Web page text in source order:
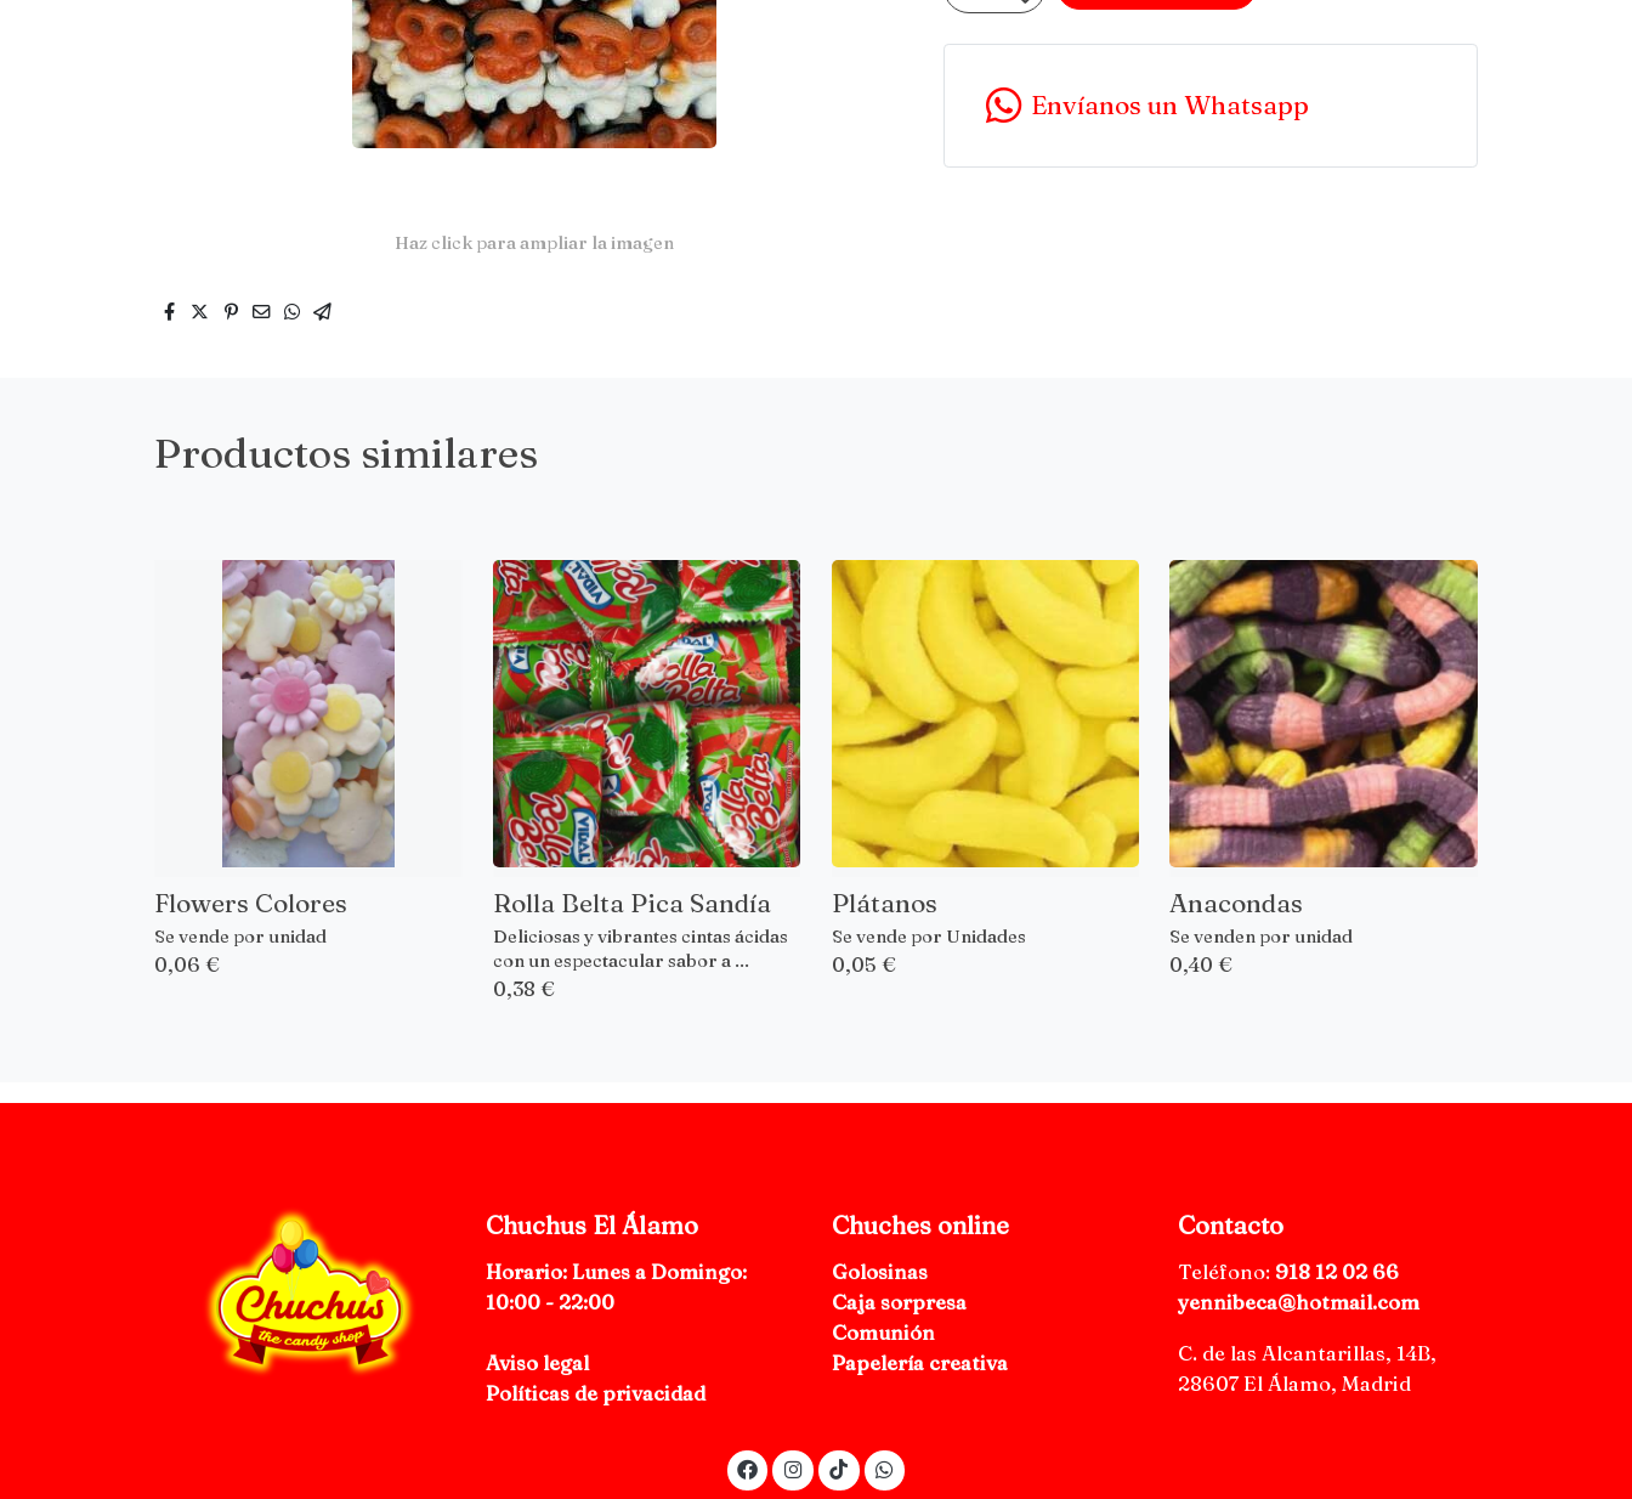
Haz click para ampliar la imagen
Envíanos un Whatsapp
Productos similares
Flowers Colores
Se vende por unidad
0,06 €
Rolla Belta Pica Sandía
Deliciosas y vibrantes cintas ácidas
con un espectacular sabor a ...
0,38 €
Plátanos
Se vende por Unidades
0,05 €
Anacondas
Se venden por unidad
0,40 €
Chuchus El Álamo
Horario: Lunes a Domingo:
10:00 - 22:00
Aviso legal
Políticas de privacidad
Chuches online
Golosinas
Caja sorpresa
Comunión
Papelería creativa
Contacto
Teléfono: 918 12 02 66
yennibeca@hotmail.com
C. de las Alcantarillas, 14B,
28607 El Álamo, Madrid